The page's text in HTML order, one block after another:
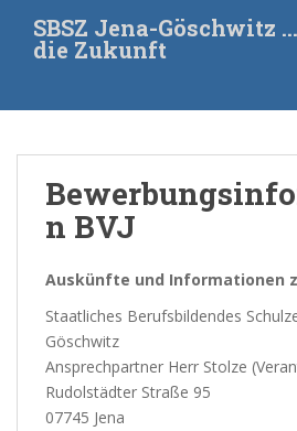
t
SBSZ Jena-Göschwitz
die Zukunft
n BVJ
Auskünfte und Informationen
Staatliches Berufsbildendes
Göschwitz
Ansprechpartner Herr Stolze
Rudolstädter Straße 95
07745 Jena